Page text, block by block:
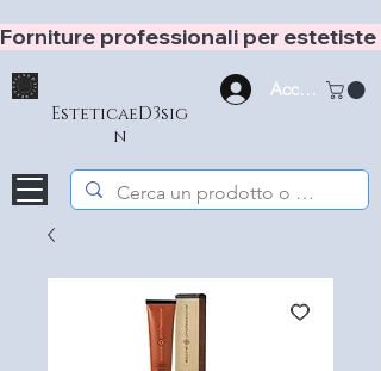
Forniture professionali per
EsteticaeD3sig
n
Accedi